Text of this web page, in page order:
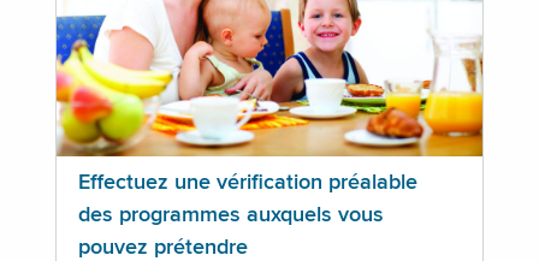
Effectuez une vérification préalable
des programmes auxquels vous
pouvez prétendre